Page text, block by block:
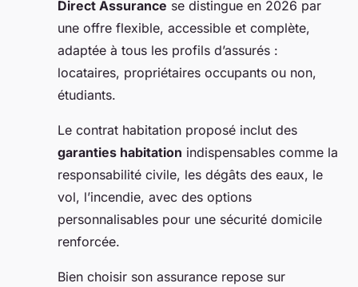
Direct Assurance se distingue en 2026 par
une offre flexible, accessible et complète,
adaptée à tous les profils d’assurés :
locataires, propriétaires occupants ou non,
étudiants.
Le contrat habitation proposé inclut des
garanties habitation indispensables comme la
responsabilité civile, les dégâts des eaux, le
vol, l’incendie, avec des options
personnalisables pour une sécurité domicile
renforcée.
Bien choisir son assurance repose sur